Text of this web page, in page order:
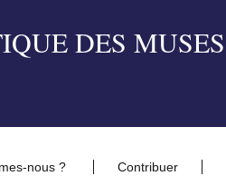
nous ?
Contribuer